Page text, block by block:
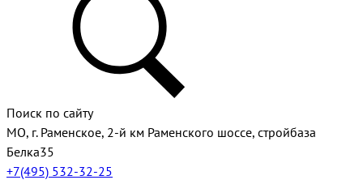
Поиск по сайту
МО, г. Раменское, 2-й км Раменского шоссе, стройбаза
Белка35
+7(495) 532-32-25